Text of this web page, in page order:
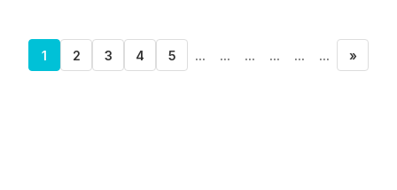
1 2 3 4 5 ... ... ... ... ... ... »